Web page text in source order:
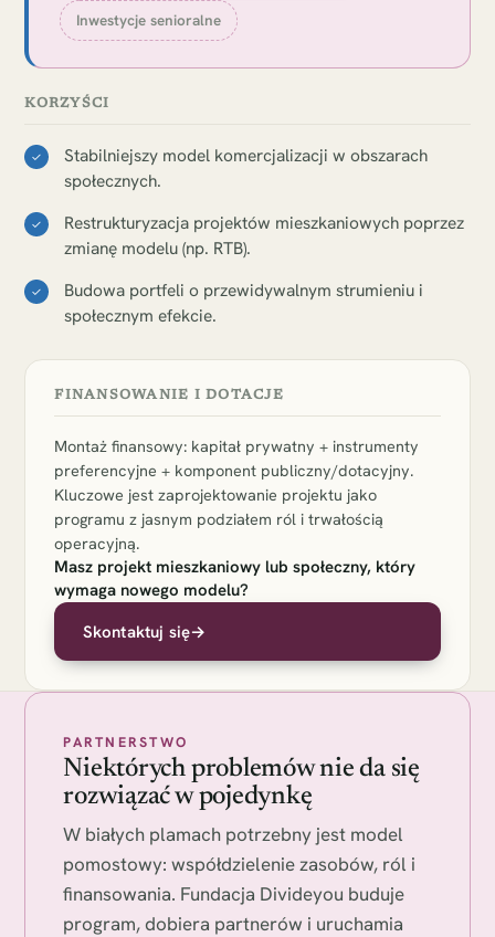
Inwestycje senioralne
KORZYŚCI
✓
Stabilniejszy model komercjalizacji w obszarach
społecznych.
✓
Restrukturyzacja projektów mieszkaniowych poprzez
zmianę modelu (np. RTB).
✓
Budowa portfeli o przewidywalnym strumieniu i
społecznym efekcie.
FINANSOWANIE I DOTACJE
Montaż finansowy: kapitał prywatny + instrumenty
preferencyjne + komponent publiczny/dotacyjny.
Kluczowe jest zaprojektowanie projektu jako
programu z jasnym podziałem ról i trwałością
operacyjną.
Masz projekt mieszkaniowy lub społeczny, który
wymaga nowego modelu?
Skontaktuj się→
PARTNERSTWO
Niektórych problemów nie da się
rozwiązać w pojedynkę
W białych plamach potrzebny jest model
pomostowy: współdzielenie zasobów, ról i
finansowania. Fundacja Divideyou buduje
program, dobiera partnerów i uruchamia